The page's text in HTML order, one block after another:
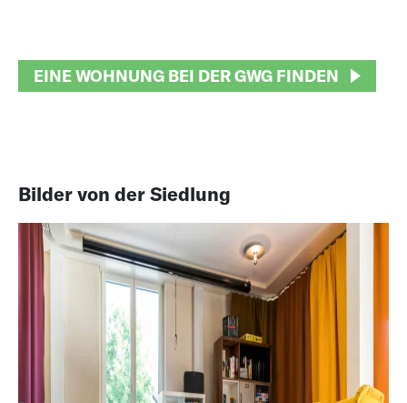
EINE WOHNUNG BEI DER GWG FINDEN
Bilder von der Siedlung